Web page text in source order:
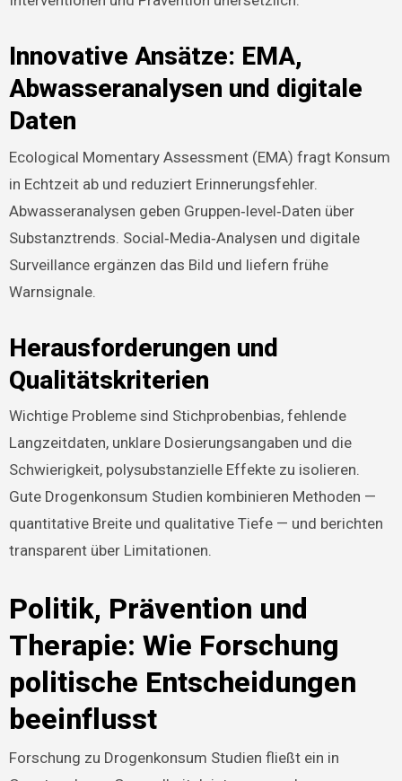
Innovative Ansätze: EMA,
Abwasseranalysen und digitale
Daten
Ecological Momentary Assessment (EMA) fragt Konsum
in Echtzeit ab und reduziert Erinnerungsfehler.
Abwasseranalysen geben Gruppen‑level‑Daten über
Substanztrends. Social‑Media‑Analysen und digitale
Surveillance ergänzen das Bild und liefern frühe
Warnsignale.
Herausforderungen und
Qualitätskriterien
Wichtige Probleme sind Stichprobenbias, fehlende
Langzeitdaten, unklare Dosierungsangaben und die
Schwierigkeit, polysubstanzielle Effekte zu isolieren.
Gute Drogenkonsum Studien kombinieren Methoden —
quantitative Breite und qualitative Tiefe — und berichten
transparent über Limitationen.
Politik, Prävention und
Therapie: Wie Forschung
politische Entscheidungen
beeinflusst
Forschung zu Drogenkonsum Studien fließt ein in